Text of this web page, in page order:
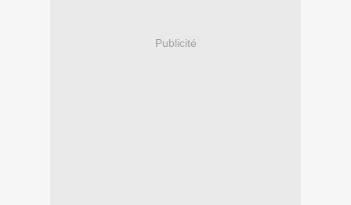
Publicité